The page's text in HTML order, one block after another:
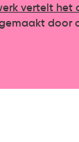
vertelt het
door